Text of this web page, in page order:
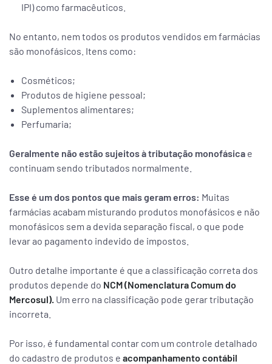
IPI) como farmacêuticos.
No entanto, nem todos os produtos vendidos em farmácias
são monofásicos. Itens como:
Cosméticos;
Produtos de higiene pessoal;
Suplementos alimentares;
Perfumaria;
Geralmente não estão sujeitos à tributação monofásica e
continuam sendo tributados normalmente.
Esse é um dos pontos que mais geram erros: Muitas
farmácias acabam misturando produtos monofásicos e não
monofásicos sem a devida separação fiscal, o que pode
levar ao pagamento indevido de impostos.
Outro detalhe importante é que a classificação correta dos
produtos depende do NCM (Nomenclatura Comum do
Mercosul). Um erro na classificação pode gerar tributação
incorreta.
Por isso, é fundamental contar com um controle detalhado
do cadastro de produtos e acompanhamento contábil